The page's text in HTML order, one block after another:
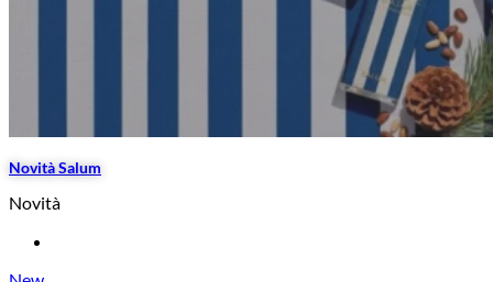
Novità Salum
Novità